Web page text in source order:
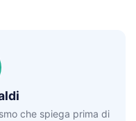
che spiega prima di